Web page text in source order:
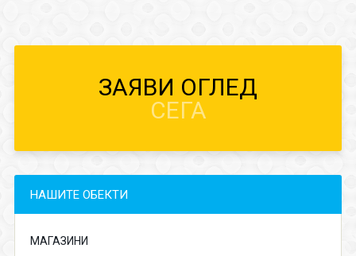
ЗАЯВИ ОГЛЕД
СЕГА
НАШИТЕ ОБЕКТИ
МАГАЗИНИ